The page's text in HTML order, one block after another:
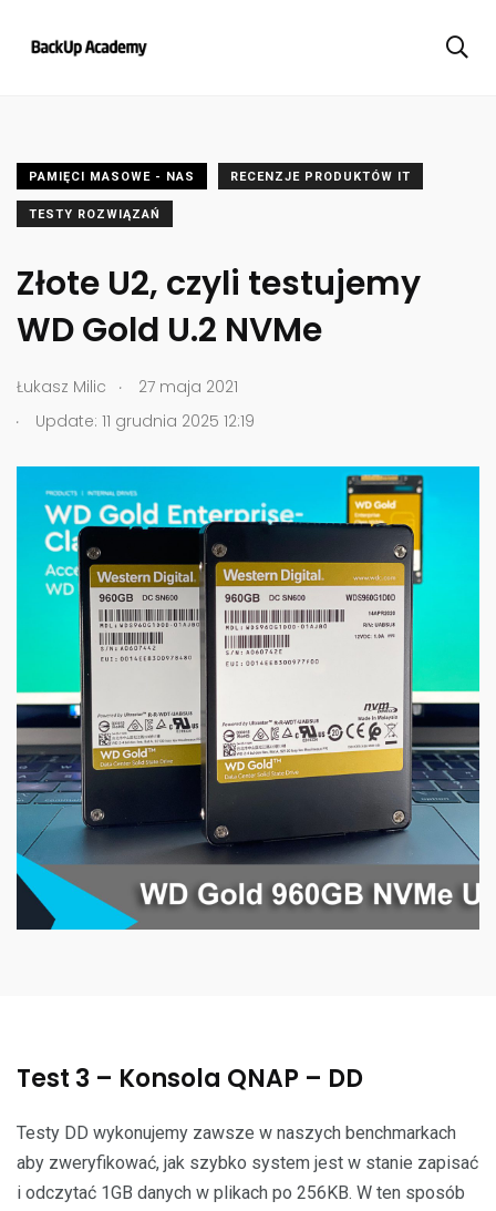
PAMIĘCI MASOWE - NAS RECENZJE PRODUKTÓW IT
TESTY ROZWIĄZAŃ
Złote U2, czyli testujemy
WD Gold U.2 NVMe
Łukasz Milic .
27 maja 2021
.
Update: 11 grudnia 2025 12:19
Test 3 – Konsola QNAP – DD
Testy DD wykonujemy zawsze w naszych benchmarkach
aby zweryfikować, jak szybko system jest w stanie zapisać
i odczytać 1GB danych w plikach po 256KB. W ten sposób